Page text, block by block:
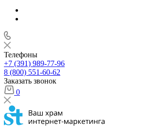
Телефоны
+7 (391) 989-77-96
8 (800) 551-60-62
Заказать звонок
0